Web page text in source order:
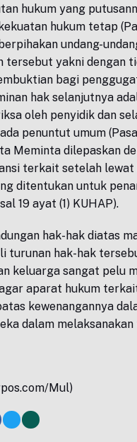
hukum yang
hukum tetap
undang-
tersebut yakni dengan
bagi
hak selanjutnya
oleh penyidik dan
penuntut umum
Meminta dilepaskan
terkait setelah lewat
ditentukan untuk
19 ayat (1) KUHAP).
hak-hak diatas
turunan hak-hak
keluarga sangat pelu
aparat hukum
kewenangannya
dalam melaksanakan
Mul)